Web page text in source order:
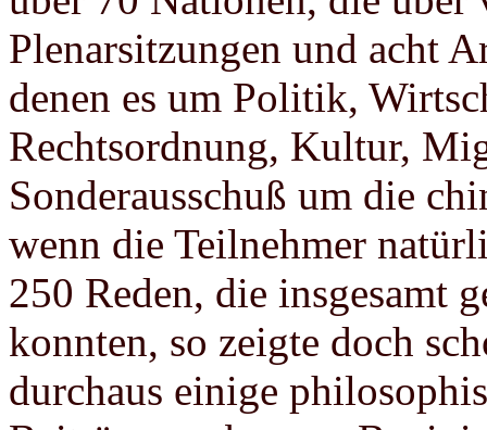
Plenarsitzungen und acht
denen es um Politik,
Rechtsordnung, Kultur,
Sonderausschuß um die
wenn die Teilnehmer
250 Reden, die insgesamt
konnten, so zeigte doch
durchaus einige